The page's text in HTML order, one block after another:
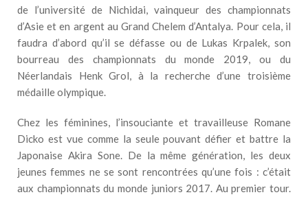
de l’université de Nichidai, vainqueur des championnats
d’Asie et en argent au Grand Chelem d’Antalya. Pour cela, il
faudra d’abord qu’il se défasse ou de Lukas Krpalek, son
bourreau des championnats du monde 2019, ou du
Néerlandais Henk Grol, à la recherche d’une troisième
médaille olympique.
Chez les féminines, l’insouciante et travailleuse Romane
Dicko est vue comme la seule pouvant défier et battre la
Japonaise Akira Sone. De la même génération, les deux
jeunes femmes ne se sont rencontrées qu’une fois : c’était
aux championnats du monde juniors 2017. Au premier tour.